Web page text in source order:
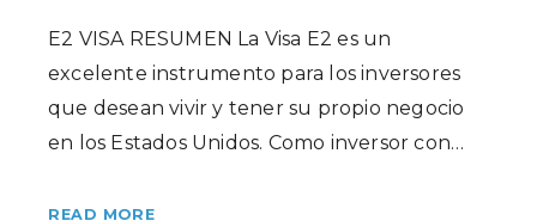
E2 VISA RESUMEN La Visa E2 es un
excelente instrumento para los inversores
que desean vivir y tener su propio negocio
en los Estados Unidos. Como inversor con…
READ MORE